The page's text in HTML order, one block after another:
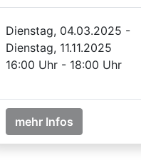
Dienstag, 04.03.2025 -
Dienstag, 11.11.2025
16:00 Uhr - 18:00 Uhr
mehr Infos